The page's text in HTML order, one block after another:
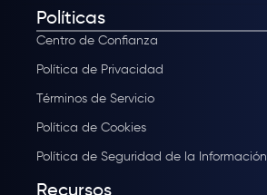
Políticas
Centro de Confianza
Política de Privacidad
Términos de Servicio
Política de Cookies
Política de Seguridad de la Información
Recursos